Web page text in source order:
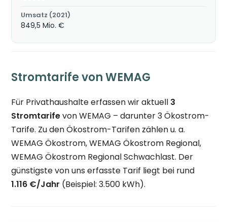
Umsatz (2021)
849,5 Mio. €
Stromtarife von WEMAG
Für Privathaushalte erfassen wir aktuell 3
Stromtarifevon WEMAG – darunter 3 Ökostrom-
Tarife. Zu den Ökostrom-Tarifen zählen u. a.
WEMAG Ökostrom, WEMAG Ökostrom Regional,
WEMAG Ökostrom Regional Schwachlast. Der
günstigste von uns erfasste Tarif liegt bei rund
1.116 €/Jahr (Beispiel: 3.500 kWh).